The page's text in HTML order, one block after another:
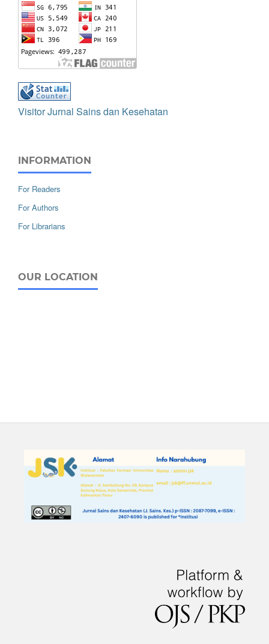
Visitor Jurnal Sains dan Kesehatan
INFORMATION
For Readers
For Authors
For Librarians
OUR LOCATION